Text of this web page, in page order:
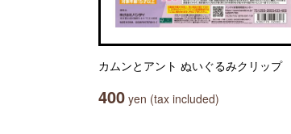
カムンとアント ぬいぐるみクリップ
400 yen (tax included)